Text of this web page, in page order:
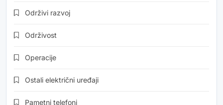
Održivi razvoj
Održivost
Operacije
Ostali električni uređaji
Pametni telefoni